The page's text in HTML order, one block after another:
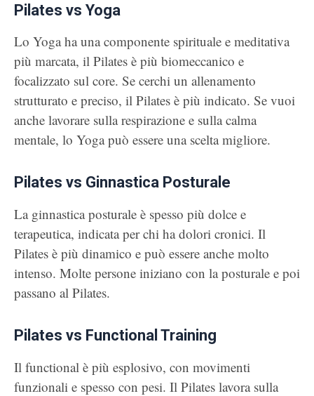
Pilates vs Yoga
Lo Yoga ha una componente spirituale e meditativa
più marcata, il Pilates è più biomeccanico e
focalizzato sul core. Se cerchi un allenamento
strutturato e preciso, il Pilates è più indicato. Se vuoi
anche lavorare sulla respirazione e sulla calma
mentale, lo Yoga può essere una scelta migliore.
Pilates vs Ginnastica Posturale
La ginnastica posturale è spesso più dolce e
terapeutica, indicata per chi ha dolori cronici. Il
Pilates è più dinamico e può essere anche molto
intenso. Molte persone iniziano con la posturale e poi
passano al Pilates.
Pilates vs Functional Training
Il functional è più esplosivo, con movimenti
funzionali e spesso con pesi. Il Pilates lavora sulla